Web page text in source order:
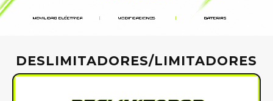
DESLIMITADORES/LIMITADORES